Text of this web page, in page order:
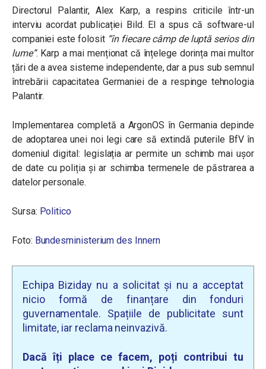
Directorul Palantir, Alex Karp, a respins criticile într-un
interviu acordat publicației Bild. El a spus că software-ul
companiei este folosit “în fiecare câmp de luptă serios din
lume”. Karp a mai menționat că înțelege dorința mai multor
țări de a avea sisteme independente, dar a pus sub semnul
întrebării capacitatea Germaniei de a respinge tehnologia
Palantir.
Implementarea completă a ArgonOS în Germania depinde
de adoptarea unei noi legi care să extindă puterile BfV în
domeniul digital: legislația ar permite un schimb mai ușor
de date cu poliția și ar schimba termenele de păstrarea a
datelor personale.
Sursa: Politico
Foto: Bundesministerium des Innern
Echipa Biziday nu a solicitat și nu a acceptat
nicio formă de finanțare din fonduri
guvernamentale. Spațiile de publicitate sunt
limitate, iar reclama neinvazivă.
Dacă îți place ce facem, poți contribui tu